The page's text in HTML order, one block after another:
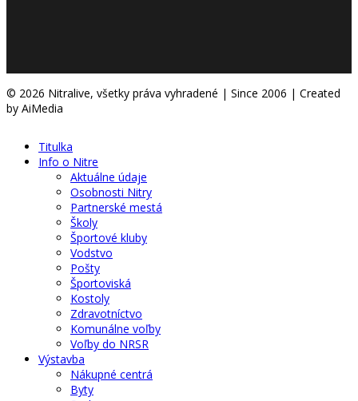
© 2026 Nitralive, všetky práva vyhradené | Since 2006 | Created
by AiMedia
Titulka
Info o Nitre
Aktuálne údaje
Osobnosti Nitry
Partnerské mestá
Školy
Športové kluby
Vodstvo
Pošty
Športoviská
Kostoly
Zdravotníctvo
Komunálne voľby
Voľby do NRSR
Výstavba
Nákupné centrá
Byty